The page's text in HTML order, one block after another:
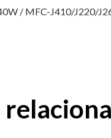
/ MFC-J410/J220/